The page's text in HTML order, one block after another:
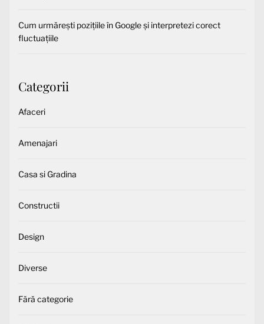
Cum urmărești pozițiile în Google și interpretezi corect
fluctuațiile
Categorii
Afaceri
Amenajari
Casa si Gradina
Constructii
Design
Diverse
Fără categorie